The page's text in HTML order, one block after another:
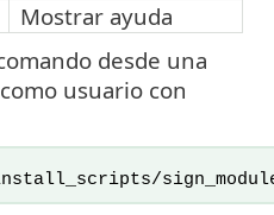
Mostrar ayuda
desde una
usuario con